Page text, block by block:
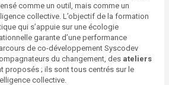
comme un outil, mais comme un
collective. L’objectif de la formation
qui s’appuie sur une écologie
garante d’une performance
de co-développement Syscodev
du changement, des ateliers
proposés ; ils sont tous centrés sur le
collective.